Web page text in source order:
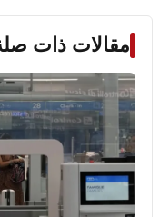
مقالات ذات